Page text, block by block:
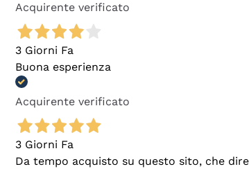
Acquirente verificato
3 Giorni Fa
Buona esperienza
Acquirente verificato
3 Giorni Fa
Da tempo acquisto su questo sito, che